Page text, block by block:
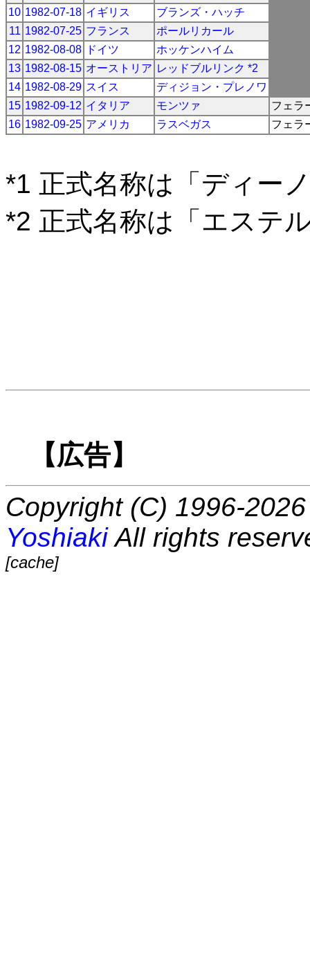
10 1982-07-18 イギリス
ブランズ・ハッチ
11 1982-07-25 フランス
ポールリカール
12 1982-08-08 ドイツ
ホッケンハイム
13 1982-08-15 オーストリア レッドブルリンク *2
14 1982-08-29 スイス
ディジョン・プレノワ
15 1982-09-12 イタリア モンツァ
フェラ
16 1982-09-25 アメリカ ラスベガス フェラ
*1 正式名称は「ディー
*2 正式名称は「エステ
【広告】
Copyright (C) 1996-
YoshiakiAll rights
[cache]